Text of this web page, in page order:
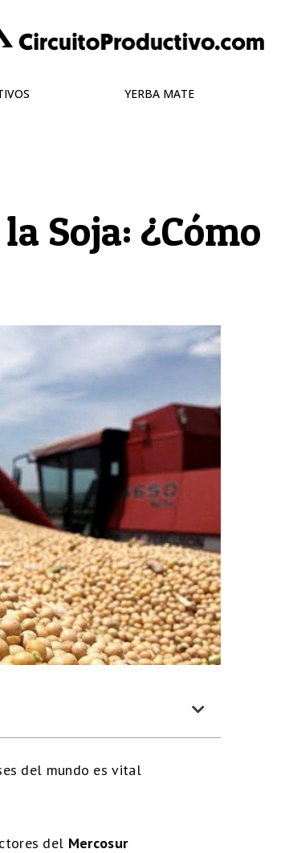
YERBA MATE
Soja: ¿Cómo
del mundo es vital
del Mercosur